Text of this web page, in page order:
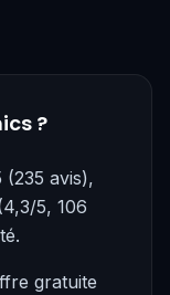
?
avis),
5, 106
gratuite